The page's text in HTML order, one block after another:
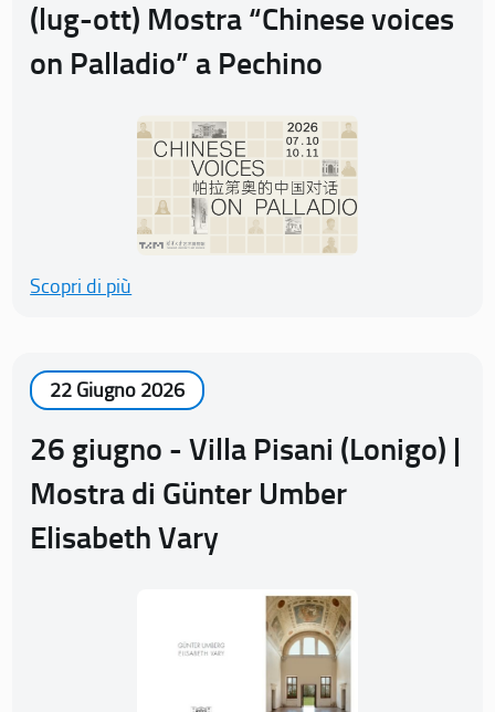
(lug-ott) Mostra “Chinese voices
on Palladio” a Pechino
Scopri di più
22 Giugno 2026
26 giugno - Villa Pisani (Lonigo) |
Mostra di Günter Umber
Elisabeth Vary